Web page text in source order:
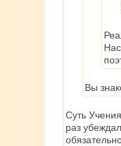
Вы
Суть
раз